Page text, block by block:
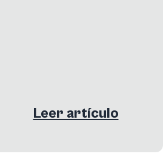
Leer artículo